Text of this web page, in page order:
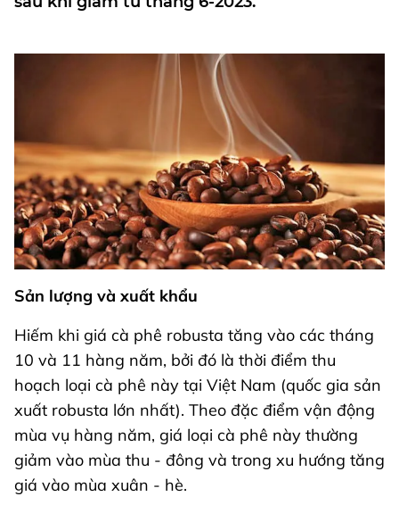
Sản lượng và xuất khẩu
Hiếm khi giá cà phê robusta tăng vào các tháng
10 và 11 hàng năm, bởi đó là thời điểm thu
hoạch loại cà phê này tại Việt Nam (quốc gia sản
xuất robusta lớn nhất). Theo đặc điểm vận động
mùa vụ hàng năm, giá loại cà phê này thường
giảm vào mùa thu - đông và trong xu hướng tăng
giá vào mùa xuân - hè.